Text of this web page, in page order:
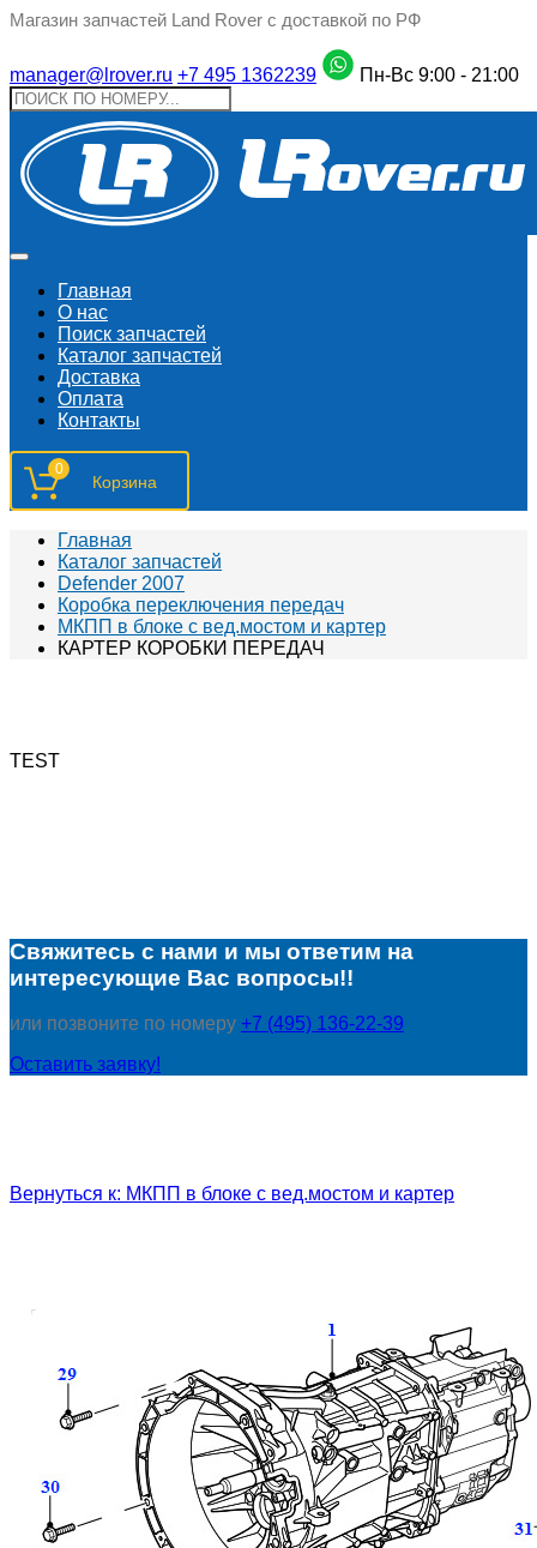
Магазин запчастей Land Rover с доставкой по РФ
manager@lrover.ru +7 495 1362239 Пн-Вс 9:00 - 21:00
Главная
О нас
Поиск запчастeй
Каталог запчастей
Доставка
Оплата
Контакты
0
Главная
Каталог запчастей
Defender 2007
Коробка переключения передач
МКПП в блоке с вед.мостом и картер
КАРТЕР КОРОБКИ ПЕРЕДАЧ
TEST
Свяжитесь с нами и мы ответим на
интересующие Вас вопросы!!
или позвоните по номеру +7 (495) 136-22-39
Оставить заявку!
Вернуться к: МКПП в блоке с вед.мостом и картер